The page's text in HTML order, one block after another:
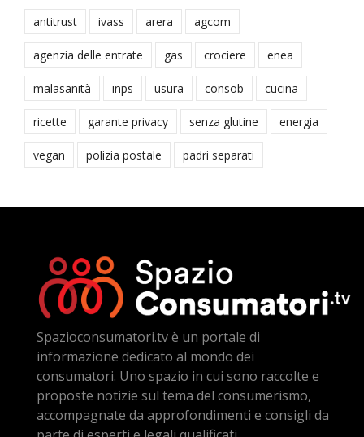
antitrust ivass arera agcom
agenzia delle entrate gas crociere enea
malasanità inps usura consob cucina
ricette garante privacy senza glutine energia
vegan polizia postale padri separati
Spazioconsumatori.tv è un portale di
informazione dedicato al mondo dei
consumatori. Uno spazio in cui sono raccolte e
proposte notizie sul tema del consumerismo,
accompagnate da approfondimenti e consigli da